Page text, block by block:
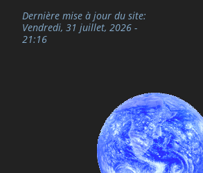
Dernière mise à jour du site:
Vendredi, 31 juillet, 2026 -
21:16